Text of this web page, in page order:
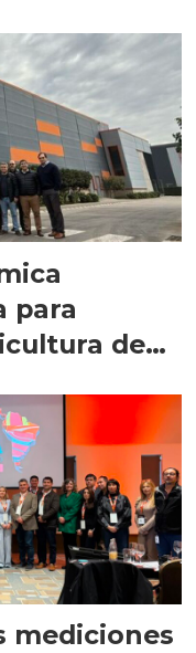
para
de
mediciones